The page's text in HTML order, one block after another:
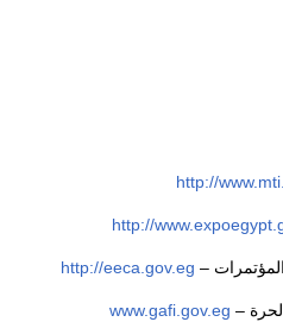
http://
http://
–
http://eeca.gov.eg
–
www.gafi.gov.eg